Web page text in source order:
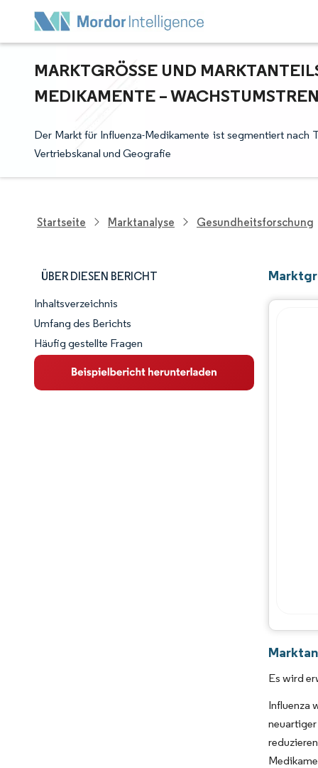
MARKTGRÖSSE UND
EDIKAMENTE –
Der Markt für Influenza-Medikamente ist segmentiert
Vertriebskanal und Geografie
Startseite Marktanalyse Gesundheitsforschung
ÜBER DIESEN BERICHT
Marktschnappschuss
Marktübersicht
Wichtige Markttrends
Inhaltsverzeichnis
Umfang des Berichts
Häufig gestellte Fragen
Es wird
Influenza